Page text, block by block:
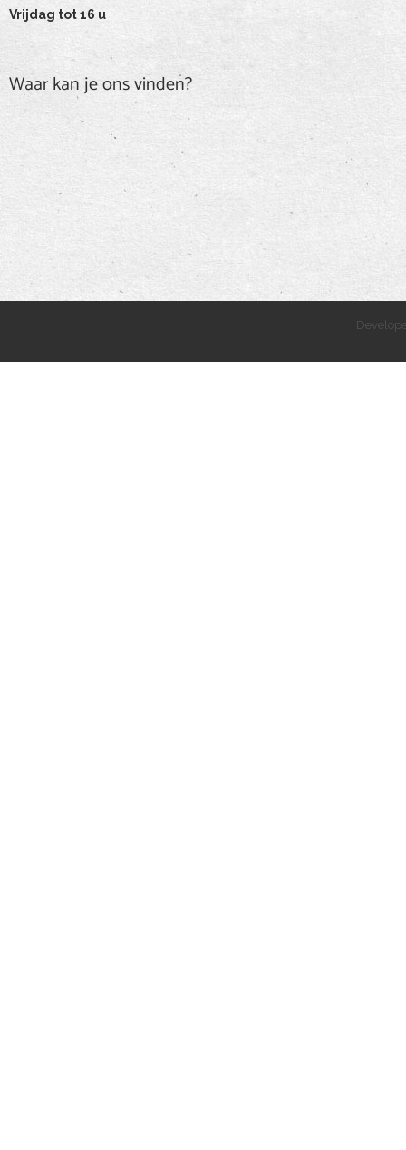
Vrijdag tot 16 u
Waar kan je ons vinden?